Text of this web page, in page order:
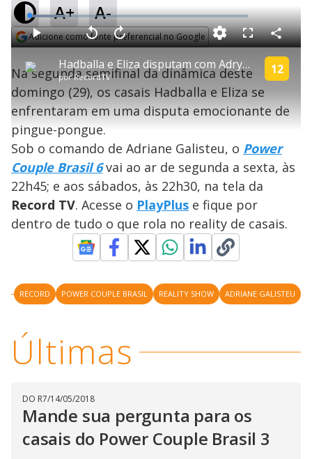
A+ A-
Adicione como fonte preferencial no Google
P
l
a
y
V
i
d
e
o
Hadballa e Eliza disputam com Adryana e Albert| Power Couple Brasil 6
porRecordTV
12
P V
l
a
r
0
e
g
n
d
o
s
A
a
n
ç
a
1
s
e
o
s
M
d
o
L
o
a
d
e
6
.
5
7
%
F
l
s
c
n
C
o
m
p
a
a
Na segunda semifinal da dinâmica deste
domingo (29), os casais Hadballa e Eliza se
enfrentaram em uma disputa emocionante de
pingue-pongue.
Sob o comando de Adriane Galisteu, o Power
Couple Brasil 6vai ao ar de segunda a sexta, às
22h45; e aos sábados, às 22h30, na tela da
Record TV. Acesse o PlayPlus e fique por
dentro de tudo o que rola no reality de casais.
RECORD POWER COUPLE BRASIL REALITY SHOW ADRIANE GALISTEU
Últimas
DO R7/14/05/2018
Mande sua pergunta para os
casais do Power Couple Brasil 3